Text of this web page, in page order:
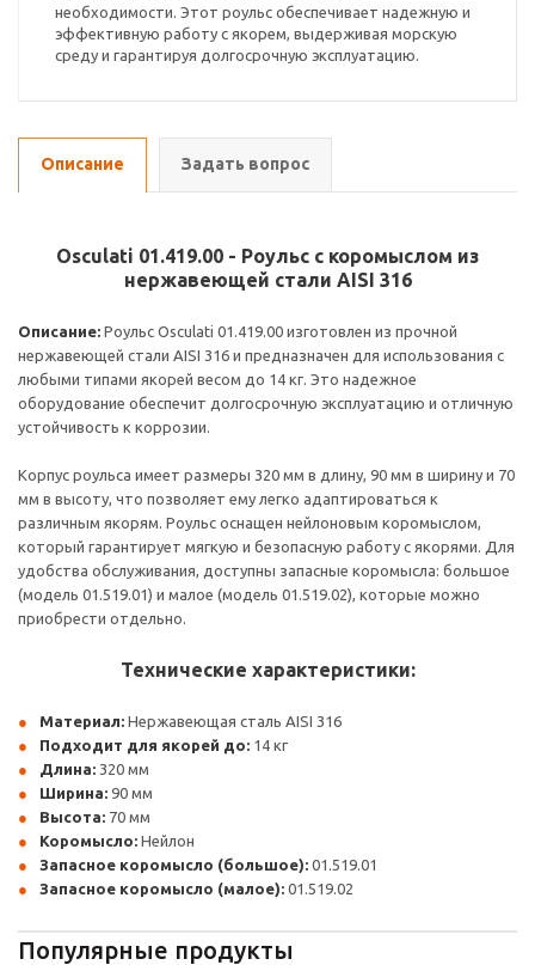
необходимости. Этот роульс обеспечивает надежную и
эффективную работу с якорем, выдерживая морскую
среду и гарантируя долгосрочную эксплуатацию.
Описание Задать вопрос
Osculati 01.419.00 - Роульс с коромыслом из
нержавеющей стали AISI 316
Описание: Роульс Osculati 01.419.00 изготовлен из прочной
нержавеющей стали AISI 316 и предназначен для использования с
любыми типами якорей весом до 14 кг. Это надежное
оборудование обеспечит долгосрочную эксплуатацию и отличную
устойчивость к коррозии.
Корпус роульса имеет размеры 320 мм в длину, 90 мм в ширину и 70
мм в высоту, что позволяет ему легко адаптироваться к
различным якорям. Роульс оснащен нейлоновым коромыслом,
который гарантирует мягкую и безопасную работу с якорями. Для
удобства обслуживания, доступны запасные коромысла: большое
(модель 01.519.01) и малое (модель 01.519.02), которые можно
приобрести отдельно.
Технические характеристики:
Материал: Нержавеющая сталь AISI 316
Подходит для якорей до: 14 кг
Длина: 320 мм
Ширина: 90 мм
Высота: 70 мм
Коромысло: Нейлон
Запасное коромысло (большое): 01.519.01
Запасное коромысло (малое): 01.519.02
Популярные продукты